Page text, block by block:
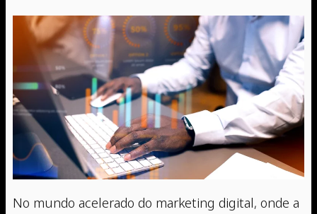
No mundo acelerado do marketing digital, onde a